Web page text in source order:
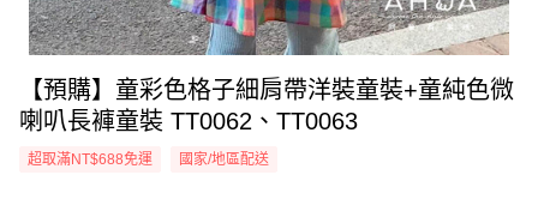
【預購】童彩色格子細肩帶洋裝童裝+童純色微
喇叭長褲童裝 TT0062、TT0063
超取滿NT$688免運 國家/地區配送